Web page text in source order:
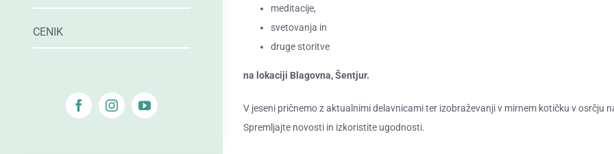
CENIK
meditacije,
svetovanja in
druge storitve
na lokaciji Blagovna, Šentjur.
V jeseni pričnemo z aktualnimi delavnicami ter izobraževanji v mirnem kotičku v osrčju
Spremljajte novosti in izkoristite ugodnosti.